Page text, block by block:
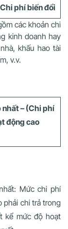
phí biến đổi
các khoản chi
kinh doanh hay
khấu hao tài
v.v.
– (Chi phí
động cao
Mức chi phí
phải chi trả trong
kể mức độ hoạt